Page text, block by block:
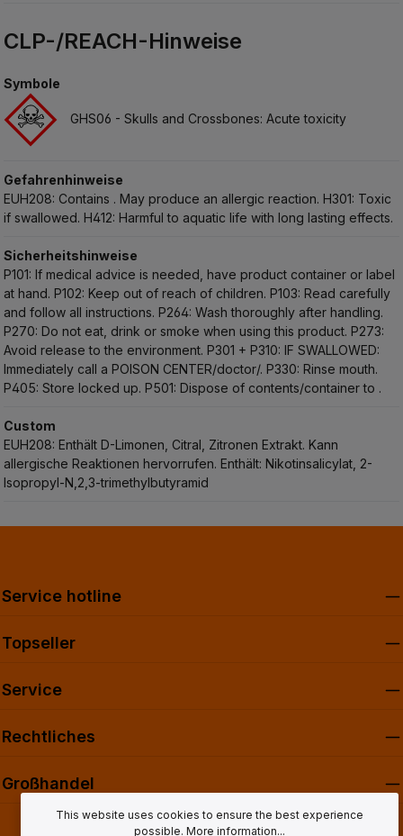
CLP-/REACH-Hinweise
Symbole
GHS06 - Skulls and Crossbones: Acute toxicity
Gefahrenhinweise
EUH208: Contains . May produce an allergic reaction.H301: Toxic
if swallowed.H412: Harmful to aquatic life with long lasting effects.
Sicherheitshinweise
P101: If medical advice is needed, have product container or label
at hand.P102: Keep out of reach of children.P103: Read carefully
and follow all instructions.P264: Wash thoroughly after handling.
P270: Do not eat, drink or smoke when using this product.P273:
Avoid release to the environment.P301 + P310: IF SWALLOWED:
Immediately call a POISON CENTER/doctor/.P330: Rinse mouth.
P405: Store locked up.P501: Dispose of contents/container to .
Custom
EUH208: Enthält D-Limonen, Citral, Zitronen Extrakt. Kann
allergische Reaktionen hervorrufen.Enthält: Nikotinsalicylat, 2-
Isopropyl-N,2,3-trimethylbutyramid
Service hotline
Topseller
Service
Rechtliches
Großhandel
This website uses cookies to ensure the best experience
possible. More information...